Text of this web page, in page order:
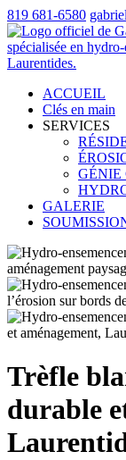
819 681-6580
ACCUEIL
Clés en main
SERVICES
GÉNIE
GALERIE
Trèfle
durable